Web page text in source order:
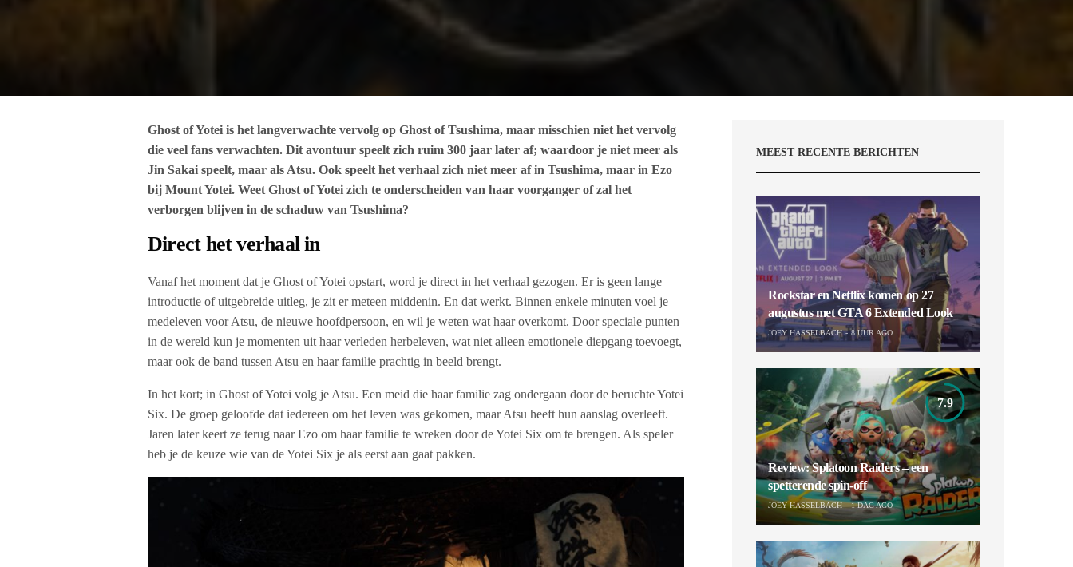
Ghost of Yotei is het langverwachte vervolg op Ghost of Tsushima, maar misschien niet het vervolg
die veel fans verwachten. Dit avontuur speelt zich ruim 300 jaar later af; waardoor je niet meer als
Jin Sakai speelt, maar als Atsu. Ook speelt het verhaal zich niet meer af in Tsushima, maar in Ezo
bij Mount Yotei. Weet Ghost of Yotei zich te onderscheiden van haar voorganger of zal het
verborgen blijven in de schaduw van Tsushima?
Direct het verhaal in
Vanaf het moment dat je Ghost of Yotei opstart, word je direct in het verhaal gezogen. Er is geen lange
introductie of uitgebreide uitleg, je zit er meteen middenin. En dat werkt. Binnen enkele minuten voel je
medeleven voor Atsu, de nieuwe hoofdpersoon, en wil je weten wat haar overkomt. Door speciale punten
in de wereld kun je momenten uit haar verleden herbeleven, wat niet alleen emotionele diepgang toevoegt,
maar ook de band tussen Atsu en haar familie prachtig in beeld brengt.
In het kort; in Ghost of Yotei volg je Atsu. Een meid die haar familie zag ondergaan door de beruchte Yotei
Six. De groep geloofde dat iedereen om het leven was gekomen, maar Atsu heeft hun aanslag overleeft.
Jaren later keert ze terug naar Ezo om haar familie te wreken door de Yotei Six om te brengen. Als speler
heb je de keuze wie van de Yotei Six je als eerst aan gaat pakken.
MEEST RECENTE BERICHTEN
Rockstar en Netflix komen op 27
augustus met GTA 6 Extended Look
JOEY HASSELBACH 8 UUR AGO
7.9
Review: Splatoon Raiders – een
spetterende spin-off
JOEY HASSELBACH 1 DAG AGO